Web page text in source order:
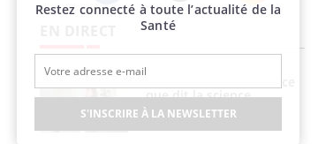
Facebook Twitter Instagram
que dit la science
Restez connecté à toute l’actualité de la
Santé
S'INSCRIRE À LA NEWSLETTER